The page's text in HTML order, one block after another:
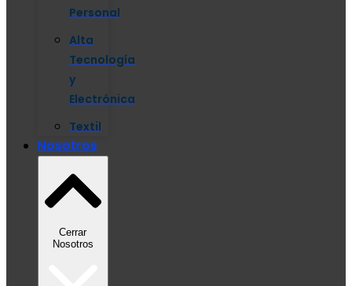
Personal
Alta
Tecnología
y
Electrónica
Textil
Nosotros
Cerrar
Nosotros